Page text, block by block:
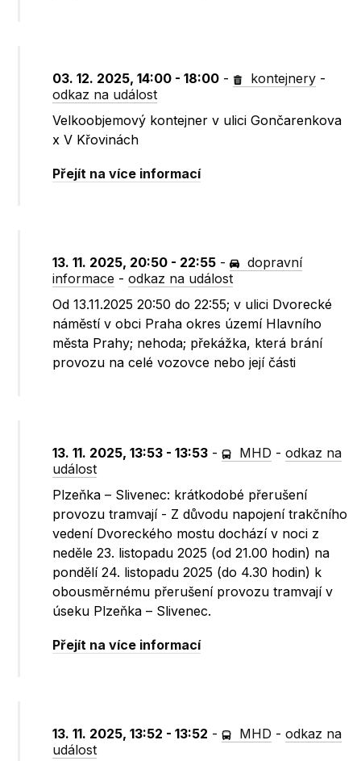
03. 12. 2025, 14:00 - 18:00 - kontejnery -
odkaz na událost
Velkoobjemový kontejner v ulici Gončarenkova
x V Křovinách
Přejít na více informací
13. 11. 2025, 20:50 - 22:55 -
dopravní
informace -odkaz na událost
Od 13.11.2025 20:50 do 22:55; v ulici Dvorecké
náměstí v obci Praha okres území Hlavního
města Prahy; nehoda; překážka, která brání
provozu na celé vozovce nebo její části
13. 11. 2025, 13:53 - 13:53 - MHD -odkaz na
událost
Plzeňka – Slivenec: krátkodobé přerušení
provozu tramvají - Z důvodu napojení trakčního
vedení Dvoreckého mostu dochází v noci z
neděle 23. listopadu 2025 (od 21.00 hodin) na
pondělí 24. listopadu 2025 (do 4.30 hodin) k
obousměrnému přerušení provozu tramvají v
úseku Plzeňka – Slivenec.
Přejít na více informací
13. 11. 2025, 13:52 - 13:52 - MHD -odkaz na
událost